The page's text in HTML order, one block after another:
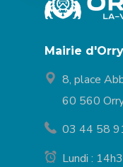
Mairie
8, place
60 560
03 44 58
Lundi :